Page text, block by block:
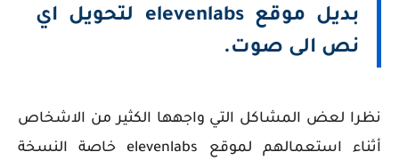
بديل موقع elevenlabs لتحويل اي
نص الى صوت.
نظرا لعض المشاكل التي واجهها الكثير من الاشخاص
أثناء استعمالهم لموقع elevenlabs خاصة النسخة